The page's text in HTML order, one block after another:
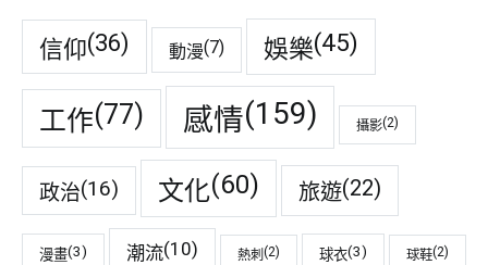
信仰(36) 動漫(7) 娛樂(45)
工作(77) 感情(159) 攝影(2)
政治(16) 文化(60) 旅遊(22)
漫畫(3) 潮流(10) 熱刺 (2) 球衣(3) 球鞋(2)